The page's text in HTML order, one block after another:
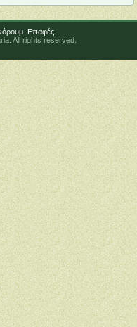
Επαφές
All rights reserved.